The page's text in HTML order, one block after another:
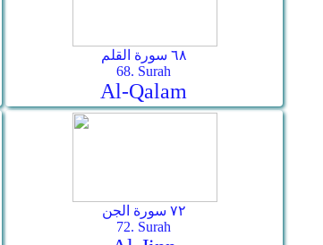
٦٨ سورة القلم
68. Surah
Al-Qalam
٧٢ سورة الجن
72. Surah